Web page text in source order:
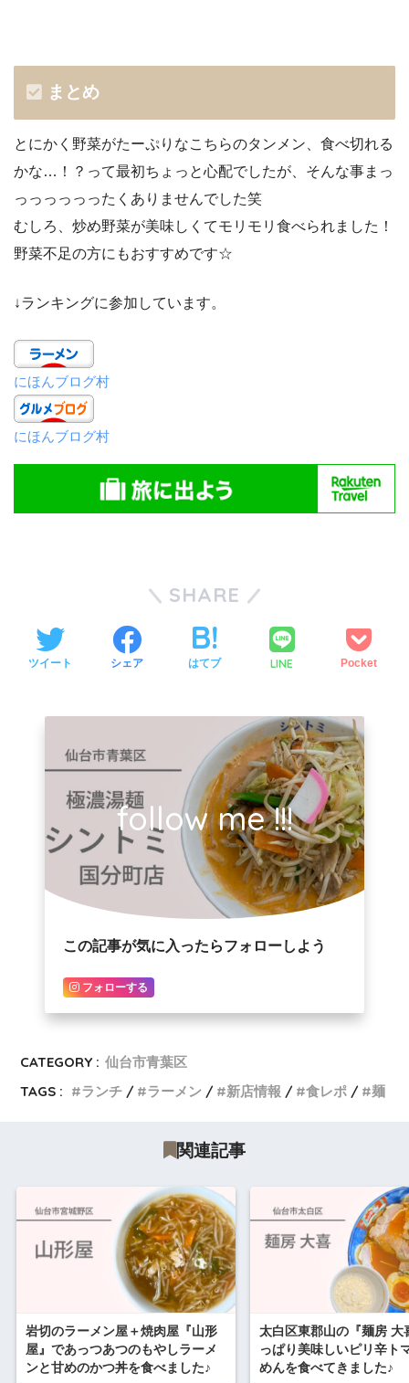
まとめ
とにかく野菜がたーぷりなこちらのタンメン、食べ切れる
かな…！？って最初ちょっと心配でしたが、そんな事まっ
っっっっっったくありませんでした笑
むしろ、炒め野菜が美味しくてモリモリ食べられました！
野菜不足の方にもおすすめです☆
↓ランキングに参加しています。
にほんブログ村
にほんブログ村
SHARE
ツイート シェア はてブ LINE Pocket
follow me !!!
この記事が気に入ったらフォローしよう
フォローする
CATEGORY : 仙台市青葉区
TAGS :
ランチ ラーメン 新店情報 食レポ 麺
関連記事
岩切のラーメン屋＋焼肉屋『山形
屋』であっつあつのもやしラーメ
ンと甘めのかつ丼を食べました♪
太白区東郡山の『麺房 大
っぱり美味しいピリ辛ト
めんを食べてきました♪